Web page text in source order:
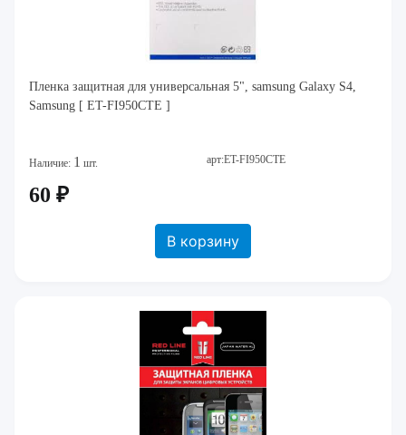
Пленка защитная для универсальная 5", samsung Galaxy S4,
Samsung [ ET-FI950CTE ]
Наличие: 1 шт. арт:ET-FI950CTE
60 ₽
В корзину